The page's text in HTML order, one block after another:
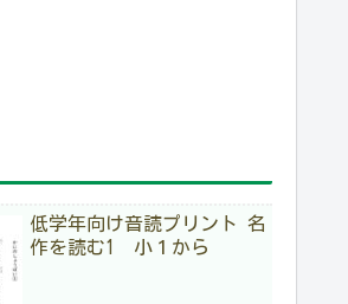
低学年向け音読プリント 名
作を読む1 小１から